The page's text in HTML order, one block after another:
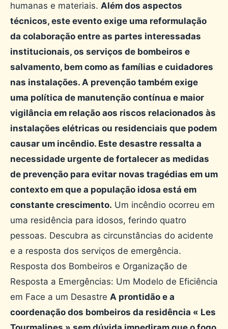
humanas e materiais. Além dos aspectos
técnicos, este evento exige uma reformulação
da colaboração entre as partes interessadas
institucionais, os serviços de bombeiros e
salvamento, bem como as famílias e cuidadores
nas instalações. A prevenção também exige
uma política de manutenção contínua e maior
vigilância em relação aos riscos relacionados às
instalações elétricas ou residenciais que podem
causar um incêndio. Este desastre ressalta a
necessidade urgente de fortalecer as medidas
de prevenção para evitar novas tragédias em um
contexto em que a população idosa está em
constante crescimento. Um incêndio ocorreu em
uma residência para idosos, ferindo quatro
pessoas. Descubra as circunstâncias do acidente
e a resposta dos serviços de emergência.
Resposta dos Bombeiros e Organização de
Resposta a Emergências: Um Modelo de Eficiência
em Face a um Desastre A prontidão e a
coordenação dos bombeiros da residência « Les